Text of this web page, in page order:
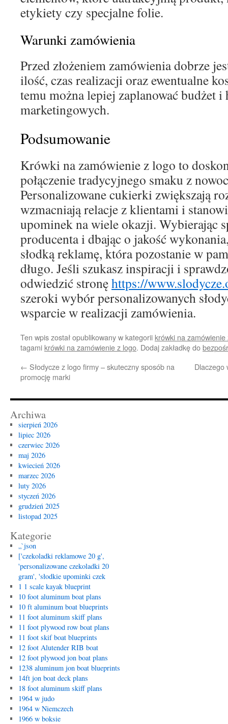
etykiety czy specjalne folie.
Warunki zamówienia
Przed złożeniem zamówienia dobrze
ilość, czas realizacji oraz ewentualne
temu można lepiej zaplanować budżet i
marketingowych.
Podsumowanie
Krówki na zamówienie z logo to
połączenie tradycyjnego smaku z
Personalizowane cukierki zwiększają
wzmacniają relacje z klientami i
upominek na wiele okazji. Wybierając
producenta i dbając o jakość
słodką reklamę, która pozostanie w
długo. Jeśli szukasz inspiracji i
odwiedzić stronęhttps://
szeroki wybór personalizowanych
wsparcie w realizacji zamówienia.
Ten wpis został opublikowany w kategorii krówki na zamówienie
tagami krówki na zamówienie z logo. Dodaj zakładkę do
← Słodycze z logo firmy – skuteczny sposób na
promocję marki
Dlaczego
Archiwa
sierpień 2026
lipiec 2026
czerwiec 2026
maj 2026
kwiecień 2026
marzec 2026
luty 2026
styczeń 2026
grudzień 2025
listopad 2025
Kategorie
„`json
['czekoladki reklamowe 20 g',
'personalizowane czekoladki 20
gram', 'słodkie upominki czek
1 1 scale kayak blueprint
10 foot aluminum boat plans
10 ft aluminum boat blueprints
11 foot aluminum skiff plans
11 foot plywood row boat plans
11 foot skif boat blueprints
12 foot Alutender RIB boat
12 foot plywood jon boat plans
1238 aluminum jon boat blueprints
14ft jon boat deck plans
18 foot aluminum skiff plans
1964 w judo
1964 w Niemczech
1966 w boksie